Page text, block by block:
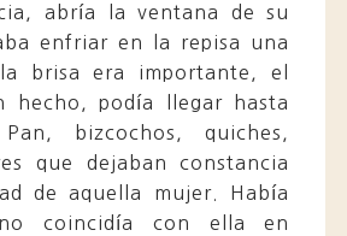
abría la ventana de su
enfriar en la repisa una
brisa era importante, el
hecho, podía llegar hasta
bizcochos, quiches,
que dejaban constancia
de aquella mujer. Había
coincidía con ella en